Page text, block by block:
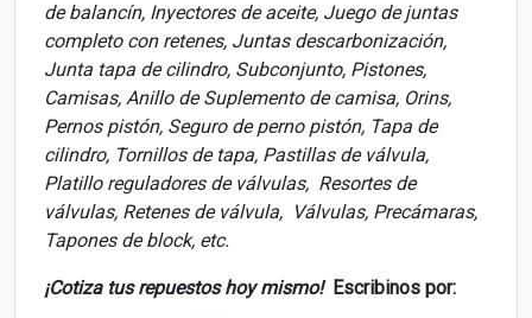
de balancín, Inyectores de aceite, Juego de juntas
completo con retenes, Juntas descarbonización,
Junta tapa de cilindro, Subconjunto, Pistones,
Camisas, Anillo de Suplemento de camisa, Orins,
Pernos pistón, Seguro de perno pistón, Tapa de
cilindro, Tornillos de tapa, Pastillas de válvula,
Platillo reguladores de válvulas, Resortes de
válvulas, Retenes de válvula, Válvulas, Precámaras,
Tapones de block, etc.
¡Cotiza tus repuestos hoy mismo! Escribinos por: